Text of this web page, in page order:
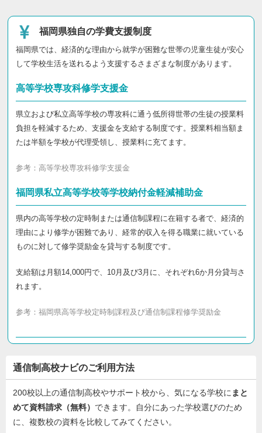
福岡県独自の学費支援制度
福岡県では、経済的な理由から就学が困難な世帯の児童生徒が安心
して学校生活を送れるよう支援するさまざまな制度があります。
高等学校専攻科修学支援金
県立および私立高等学校の専攻科に通う低所得世帯の生徒の授業料
負担を軽減するため、支援金を支給する制度です。授業料相当額ま
たは半額を学校が代理受領し、授業料に充てます。
参考： 高等学校専攻科修学支援金
福岡県私立高等学校等学校納付金軽減補助金
県内の高等学校の定時制または通信制課程に在籍する者で、経済的
理由により修学が困難であり、経常的収入を得る職業に就いている
ものに対して修学奨励金を貸与する制度です。
支給額は月額14,000円で、10月及び3月に、それぞれ6か月分貸与さ
れます。
参考： 福岡県高等学校定時制課程及び通信制課程修学奨励金
通信制高校ナビのご利用方法
200校以上の通信制高校やサポート校から、気になる学校に まと
めて資料請求（無料） できます。自分にあった学校選びのため
に、複数校の資料を比較してみてください。